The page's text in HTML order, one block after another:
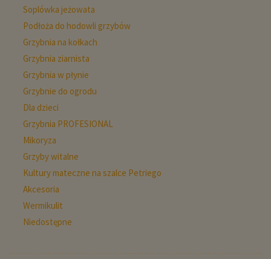
Soplówka jeżowata
Podłoża do hodowli grzybów
Grzybnia na kołkach
Grzybnia ziarnista
Grzybnia w płynie
Grzybnie do ogrodu
Dla dzieci
Grzybnia PROFESIONAL
Mikoryza
Grzyby witalne
Kultury mateczne na szalce Petriego
Akcesoria
Wermikulit
Niedostępne